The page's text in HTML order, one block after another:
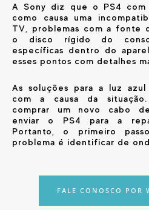
A Sony diz que o PS4
como causa uma
TV, problemas com a fonte
o disco rígido do
específicas dentro do
esses pontos com detalhes
As soluções para a luz
com a causa da
comprar um novo cabo
enviar o PS4 para a
Portanto, o primeiro
problema é identificar de
FALE CONOSCO POR